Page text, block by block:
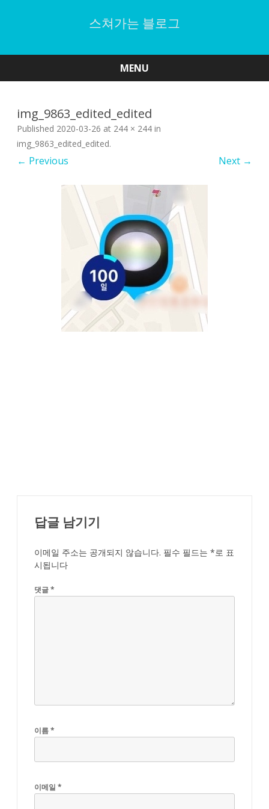
스쳐가는 블로그
MENU
img_9863_edited_edited
Published 2020-03-26 at 244 × 244 in
img_9863_edited_edited.
← Previous Next →
답글 남기기
이메일 주소는 공개되지 않습니다. 필수 필드는 *로 표
시됩니다
댓글*
이름*
이메일 *